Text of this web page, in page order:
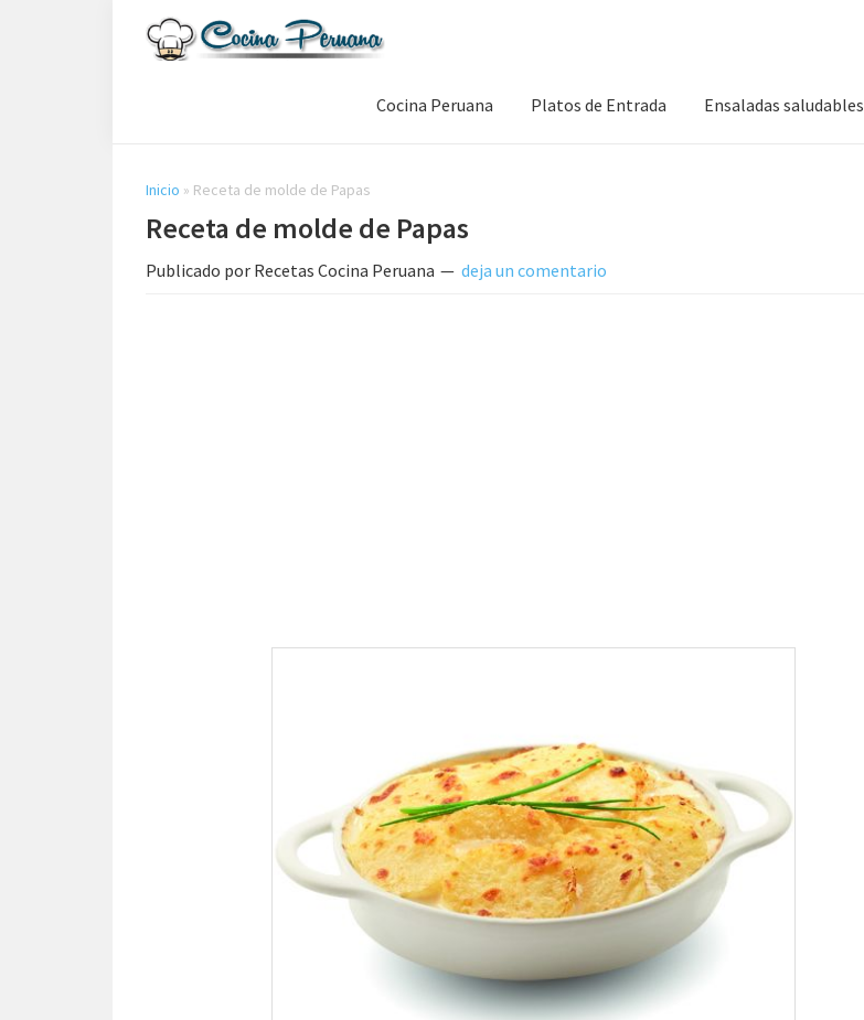
de
Comida
Peruana
Cocina Peruana Platos de Entrada Ensaladas saludables
Inicio » Receta de molde de Papas
Receta de molde de Papas
Publicado por Recetas Cocina Peruana deja un comentario